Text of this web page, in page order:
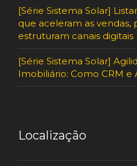
[Série Sistema Solar]
que aceleram as vendas,
estruturam canais digitais
[Série Sistema Solar]
Imobiliário: Como CRM e
Localização